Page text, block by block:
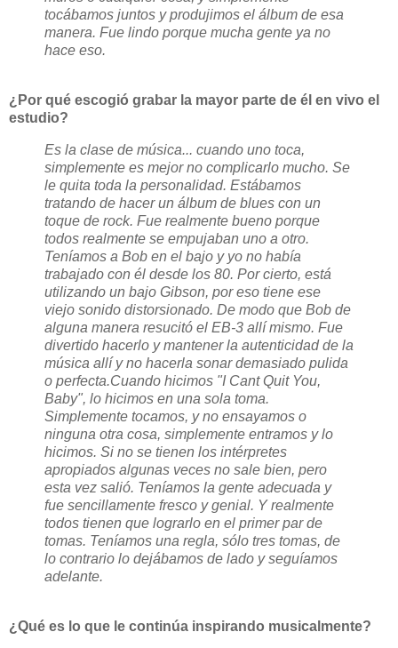
tocábamos juntos y produjimos el álbum de esa
manera. Fue lindo porque mucha gente ya no
hace eso.
¿Por qué escogió grabar la mayor parte de él en vivo el
estudio?
Es la clase de música... cuando uno toca,
simplemente es mejor no complicarlo mucho. Se
le quita toda la personalidad. Estábamos
tratando de hacer un álbum de blues con un
toque de rock. Fue realmente bueno porque
todos realmente se empujaban uno a otro.
Teníamos a Bob en el bajo y yo no había
trabajado con él desde los 80. Por cierto, está
utilizando un bajo Gibson, por eso tiene ese
viejo sonido distorsionado. De modo que Bob de
alguna manera resucitó el EB-3 allí mismo. Fue
divertido hacerlo y mantener la autenticidad de la
música allí y no hacerla sonar demasiado pulida
o perfecta.Cuando hicimos "I Cant Quit You,
Baby", lo hicimos en una sola toma.
Simplemente tocamos, y no ensayamos o
ninguna otra cosa, simplemente entramos y lo
hicimos. Si no se tienen los intérpretes
apropiados algunas veces no sale bien, pero
esta vez salió. Teníamos la gente adecuada y
fue sencillamente fresco y genial. Y realmente
todos tienen que lograrlo en el primer par de
tomas. Teníamos una regla, sólo tres tomas, de
lo contrario lo dejábamos de lado y seguíamos
adelante.
¿Qué es lo que le continúa inspirando musicalmente?